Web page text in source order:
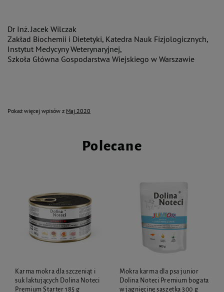
Dr Inż. Jacek Wilczak
Zakład Biochemii i Dietetyki, Katedra Nauk Fizjologicznych,
Instytut Medycyny Weterynaryjnej,
Szkoła Główna Gospodarstwa Wiejskiego w Warszawie
Pokaż więcej wpisów z Maj 2020
Polecane
Karma mokra dla szczeniąt i
suk laktujących Dolina Noteci
Premium Starter 185 g
Mokra karma dla psa junior
Dolina Noteci Premium bogata
w jagnięcinę saszetka 300 g